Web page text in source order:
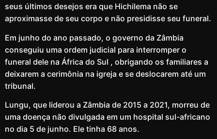
seus últimos desejos era que Hichilema não se
aproximasse de seu corpo e não presidisse seu funeral.
Em junho do ano passado, o governo da Zâmbia
conseguiu uma ordem judicial para interromper o
funeral dele na África do Sul , obrigando os familiares a
deixarem a cerimônia na igreja e se deslocarem até um
tribunal.
Lungu, que liderou a Zâmbia de 2015 a 2021, morreu de
uma doença não divulgada em um hospital sul-africano
no dia 5 de junho. Ele tinha 68 anos.